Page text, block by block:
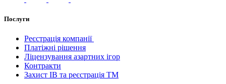
Послуги
Реєстрація компанії
Платіжні рішення
Ліцензування азартних ігор
Контракти
Захист ІВ та реєстрація ТМ